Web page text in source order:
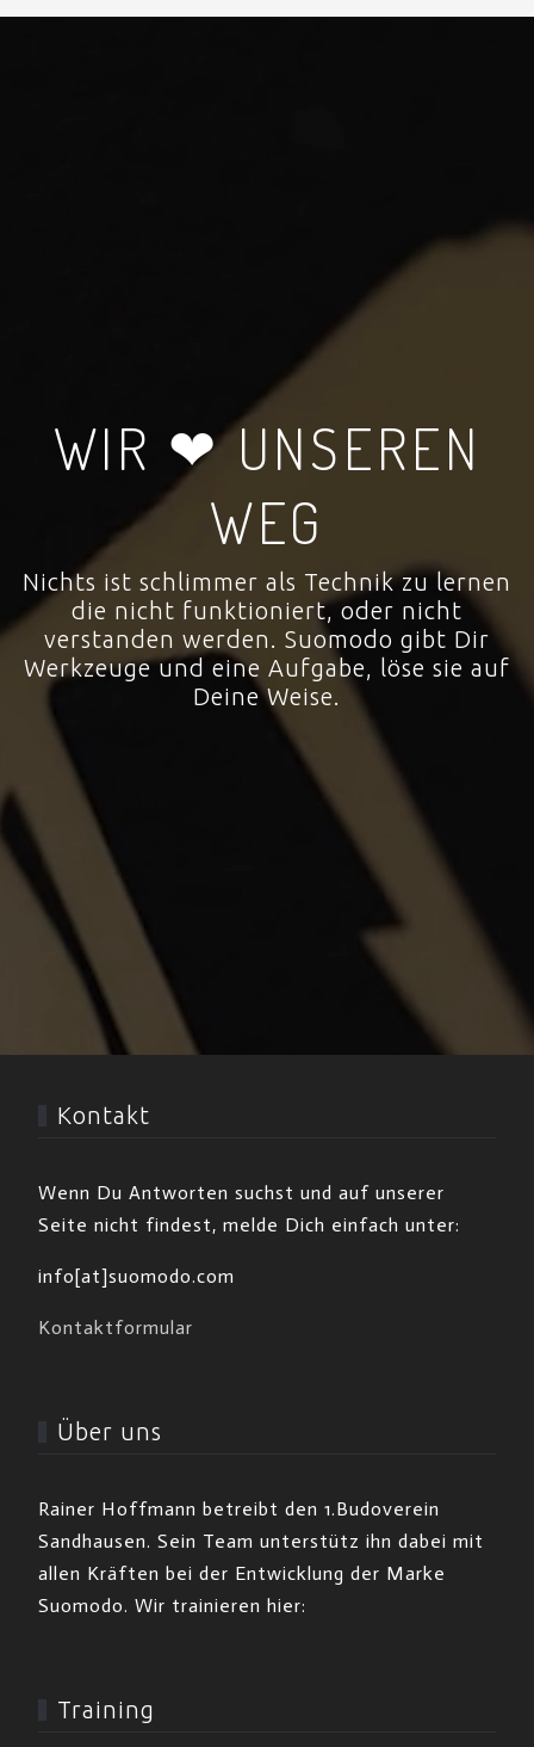
WIR ❤ UNSEREN
WEG
Nichts ist schlimmer als Technik zu lernen
die nicht funktioniert, oder nicht
verstanden werden. Suomodo gibt Dir
Werkzeuge und eine Aufgabe, löse sie auf
Deine Weise.
Kontakt
Wenn Du Antworten suchst und auf unserer
Seite nicht findest, melde Dich einfach unter:
info[at]suomodo.com
Kontaktformular
Über uns
Rainer Hoffmann betreibt den 1.Budoverein
Sandhausen. Sein Team unterstütz ihn dabei mit
allen Kräften bei der Entwicklung der Marke
Suomodo. Wir trainieren hier:
Training